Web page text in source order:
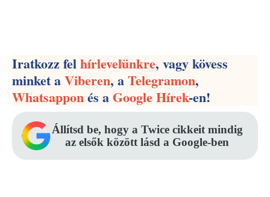
Iratkozz felhírlevelünkre, vagy kövess
minket aViberen, aTelegramon,
Whatsapponés aGoogle Hírek-en!
Állítsd be, hogy a Twice cikkeit mindig
az elsők között lásd a Google-ben